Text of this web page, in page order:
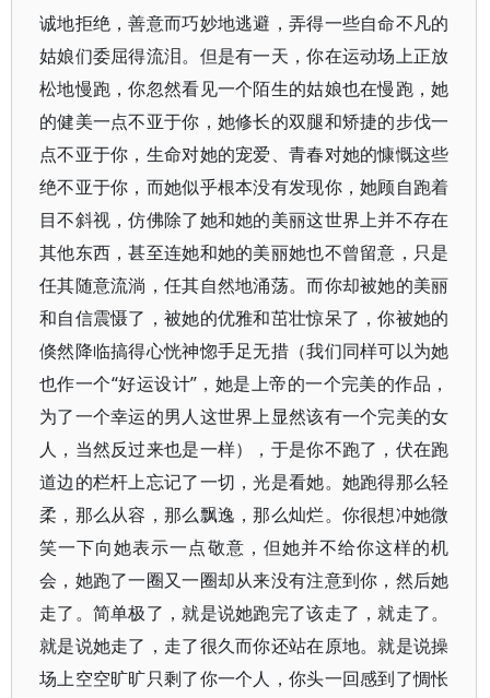
诚地拒绝，善意而巧妙地逃避，弄得一些自命不凡的
姑娘们委屈得流泪。但是有一天，你在运动场上正放
松地慢跑，你忽然看见一个陌生的姑娘也在慢跑，她
的健美一点不亚于你，她修长的双腿和矫捷的步伐一
点不亚于你，生命对她的宠爱、青春对她的慷慨这些
绝不亚于你，而她似乎根本没有发现你，她顾自跑着
目不斜视，仿佛除了她和她的美丽这世界上并不存在
其他东西，甚至连她和她的美丽她也不曾留意，只是
任其随意流淌，任其自然地涌荡。而你却被她的美丽
和自信震慑了，被她的优雅和茁壮惊呆了，你被她的
倏然降临搞得心恍神惚手足无措（我们同样可以为她
也作一个“好运设计”，她是上帝的一个完美的作品，
为了一个幸运的男人这世界上显然该有一个完美的女
人，当然反过来也是一样），于是你不跑了，伏在跑
道边的栏杆上忘记了一切，光是看她。她跑得那么轻
柔，那么从容，那么飘逸，那么灿烂。你很想冲她微
笑一下向她表示一点敬意，但她并不给你这样的机
会，她跑了一圈又一圈却从来没有注意到你，然后她
走了。简单极了，就是说她跑完了该走了，就走了。
就是说她走了，走了很久而你还站在原地。就是说操
场上空空旷旷只剩了你一个人，你头一回感到了惆怅